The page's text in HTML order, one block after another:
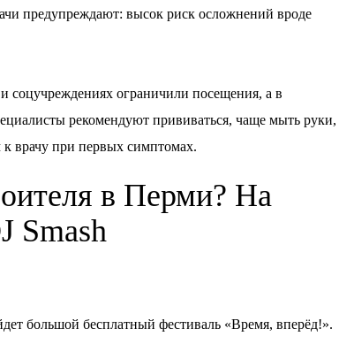
предупреждают: высок риск осложнений вроде
соцучреждениях ограничили посещения, а в
рекомендуют прививаться, чаще мыть руки,
врачу при первых симптомах.
в Перми? На
Smash
большой бесплатный фестиваль «Время, вперёд!».